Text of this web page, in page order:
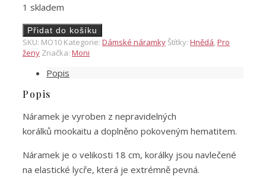
1 skladem
Moni
-
náramek
hematit
množství
Přidat do košíku
SKU: MO10 Kategorie: Dámské náramky Štítky: Hnědá Pro
ženy Značka: Moni
Popis
Popis
Náramek je vyroben z nepravidelných
korálků mookaitu a doplněno pokoveným hematitem.
Náramek je o velikosti 18 cm, korálky jsou navlečené
na elastické lycře, která je extrémně pevná.